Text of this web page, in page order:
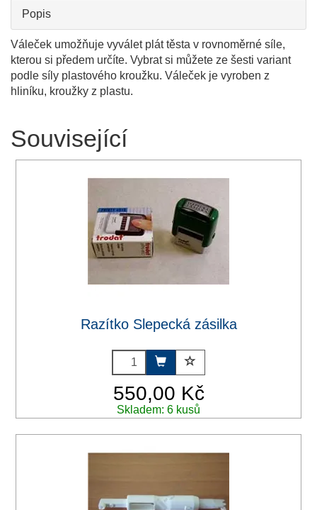
Popis
Váleček umožňuje vyválet plát těsta v rovnoměrné síle,
kterou si předem určíte. Vybrat si můžete ze šesti variant
podle síly plastového kroužku. Váleček je vyroben z
hliníku, kroužky z plastu.
Související
Razítko Slepecká zásilka
550,00 Kč
Skladem: 6 kusů